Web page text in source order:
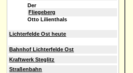
Der
Fliegeberg
Otto Lilienthals
Lichterfelde Ost heute
Bahnhof Lichterfelde Ost
Kraftwerk Steglitz
Straßenbahn